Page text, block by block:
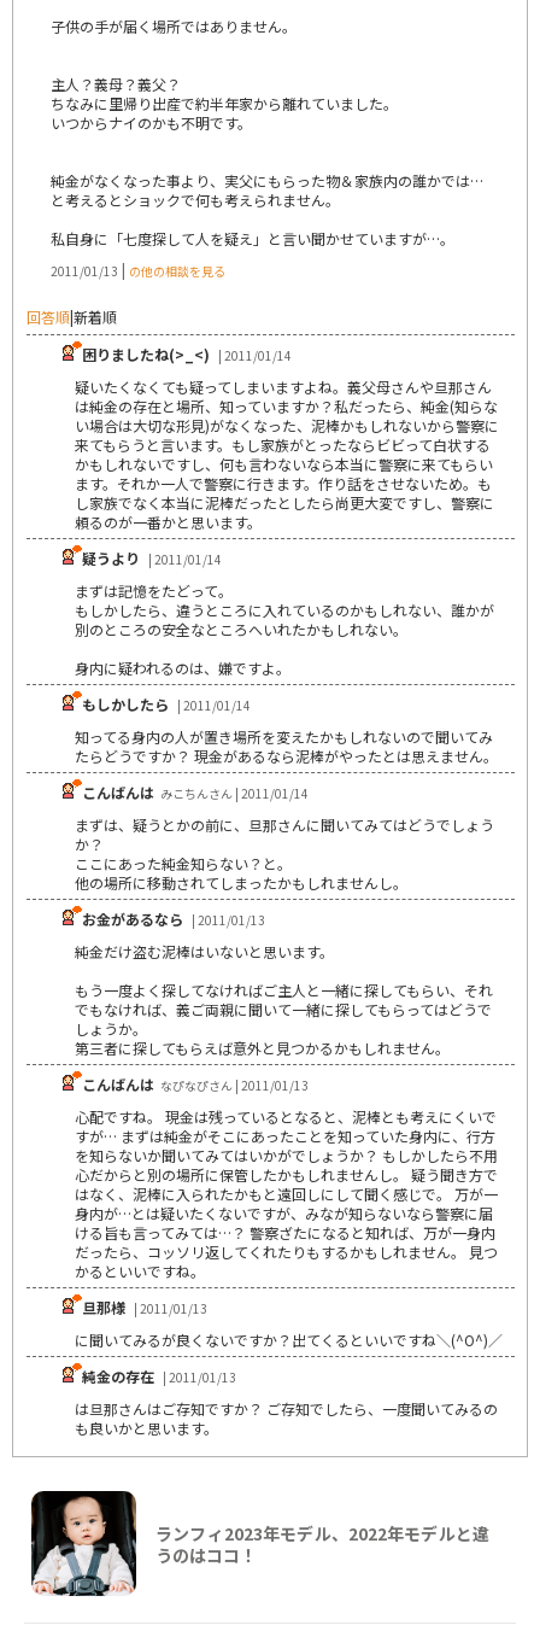
子供の手が届く場所ではありません。
主人？義母？義父？
ちなみに里帰り出産で約半年家から離れていました。
いつからナイのかも不明です。
純金がなくなった事より、実父にもらった物＆家族内の誰かでは…
と考えるとショックで何も考えられません。
私自身に「七度探して人を疑え」と言い聞かせていますが…。
2011/01/13 | の他の相談を見る
回答順|新着順
困りましたね(>_<) | 2011/01/14
疑いたくなくても疑ってしまいますよね。義父母さんや旦那さん
は純金の存在と場所、知っていますか？私だったら、純金(知らな
い場合は大切な形見)がなくなった、泥棒かもしれないから警察に
来てもらうと言います。もし家族がとったならビビって白状する
かもしれないですし、何も言わないなら本当に警察に来てもらい
ます。それか一人で警察に行きます。作り話をさせないため。も
し家族でなく本当に泥棒だったとしたら尚更大変ですし、警察に
頼るのが一番かと思います。
疑うより
| 2011/01/14
まずは記憶をたどって。
もしかしたら、違うところに入れているのかもしれない、誰かが
別のところの安全なところへいれたかもしれない。
身内に疑われるのは、嫌ですよ。
もしかしたら | 2011/01/14
知ってる身内の人が置き場所を変えたかもしれないので聞いてみ
たらどうですか？ 現金があるなら泥棒がやったとは思えません。
こんばんは みこちんさん | 2011/01/14
まずは、疑うとかの前に、旦那さんに聞いてみてはどうでしょう
か？
ここにあった純金知らない？と。
他の場所に移動されてしまったかもしれませんし。
お金があるなら | 2011/01/13
純金だけ盗む泥棒はいないと思います。
もう一度よく探してなければご主人と一緒に探してもらい、それ
でもなければ、義ご両親に聞いて一緒に探してもらってはどうで
しょうか。
第三者に探してもらえば意外と見つかるかもしれません。
こんばんは なぴなぴさん | 2011/01/13
心配ですね。 現金は残っているとなると、泥棒とも考えにくいで
すが… まずは純金がそこにあったことを知っていた身内に、行方
を知らないか聞いてみてはいかがでしょうか？ もしかしたら不用
心だからと別の場所に保管したかもしれませんし。 疑う聞き方で
はなく、泥棒に入られたかもと遠回しにして聞く感じで。 万が一
身内が…とは疑いたくないですが、みなが知らないなら警察に届
ける旨も言ってみては…？ 警察ざたになると知れば、万が一身内
だったら、コッソリ返してくれたりもするかもしれません。 見つ
かるといいですね。
旦那様 | 2011/01/13
に聞いてみるが良くないですか？出てくるといいですね＼(^O^)／
純金の存在 | 2011/01/13
は旦那さんはご存知ですか？ ご存知でしたら、一度聞いてみるの
も良いかと思います。
ランフィ2023年モデル、2022年モデルと違
うのはココ！